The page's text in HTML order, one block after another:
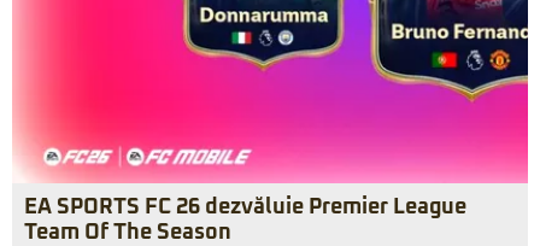
EA SPORTS FC 26 dezvăluie Premier League
Team Of The Season